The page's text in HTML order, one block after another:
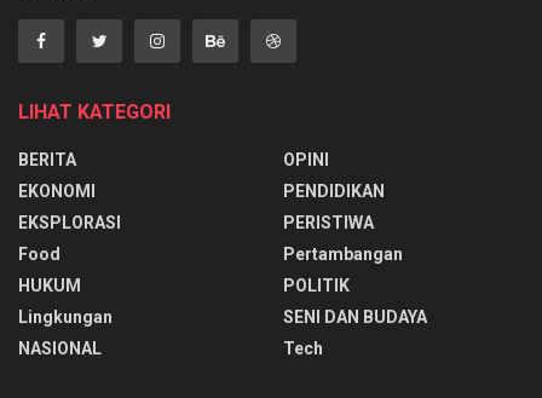
LIHAT KATEGORI
BERITA
EKONOMI
EKSPLORASI
Food
HUKUM
Lingkungan
NASIONAL
OPINI
PENDIDIKAN
PERISTIWA
Pertambangan
POLITIK
SENI DAN BUDAYA
Tech